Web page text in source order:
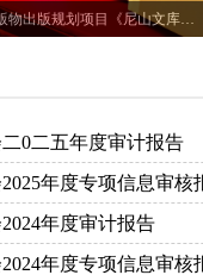
“十四五”国家重点出版物出版规划项目《尼山文库》正式发布
0二五年度审计报告
年度专项信息审核
年度审计报告
年度专项信息审核